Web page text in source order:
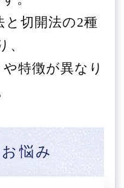
と切開法の2種
、
特徴が異なり
悩み